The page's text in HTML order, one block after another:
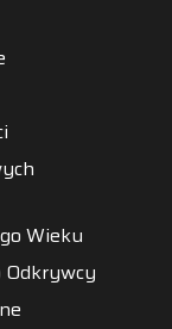
Wieku
Odkrywcy